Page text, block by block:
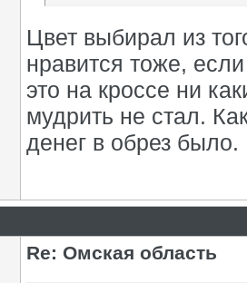
Цвет выбирал из
нравится тоже,
это на кроссе ни
мудрить не стал.
денег в обрез было.
Re: Омская область